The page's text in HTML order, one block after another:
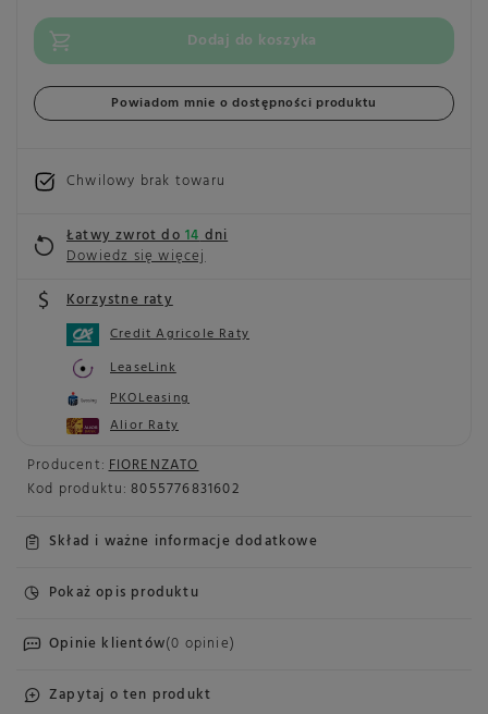
Producent: FIORENZATO
Kod produktu: 8055776831602
Skład i ważne informacje dodatkowe
Pokaż opis produktu
Opinie klientów(0 opinie)
Zapytaj o ten produkt
Dodaj do koszyka
Powiadom mnie o dostępności produktu
Chwilowy brak towaru
Łatwy zwrot do14dni
Dowiedz się więcej
Korzystne raty
Credit Agricole Raty
LeaseLink
PKOLeasing
Alior Raty